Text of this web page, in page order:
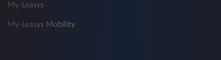
My-Leasys
My-Leasys Mobility